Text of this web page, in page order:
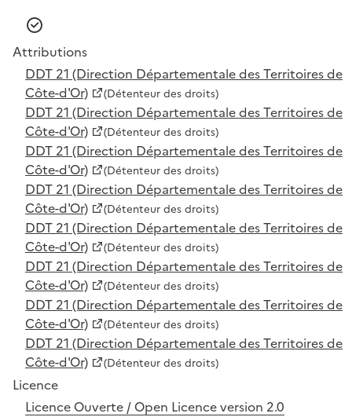
Attributions
DDT 21 (Direction Départementale des Territoires de
Côte-d'Or)
(Détenteur des droits)
DDT 21 (Direction Départementale des Territoires de
Côte-d'Or)
(Détenteur des droits)
DDT 21 (Direction Départementale des Territoires de
Côte-d'Or)
(Détenteur des droits)
DDT 21 (Direction Départementale des Territoires de
Côte-d'Or)
(Détenteur des droits)
DDT 21 (Direction Départementale des Territoires de
Côte-d'Or)
(Détenteur des droits)
DDT 21 (Direction Départementale des Territoires de
Côte-d'Or)
(Détenteur des droits)
DDT 21 (Direction Départementale des Territoires de
Côte-d'Or)
(Détenteur des droits)
DDT 21 (Direction Départementale des Territoires de
Côte-d'Or)
(Détenteur des droits)
Licence
Licence Ouverte / Open Licence version 2.0